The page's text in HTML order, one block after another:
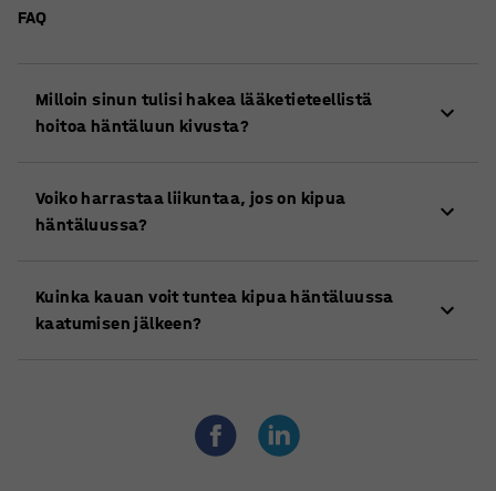
FAQ
Milloin sinun tulisi hakea lääketieteellistä
hoitoa häntäluun kivusta?
tai kestää useita viikkoja ilman paranemista.
Voiko harrastaa liikuntaa, jos on kipua
häntäluussa?
tietyt venyttelyharjoitukset voivat auttaa
lievittämään kipua. Vältä kuitenkin liikuntaa, joka
Kuinka kauan voit tuntea kipua häntäluussa
kaatumisen jälkeen?
tapauksissa voi kestää useita viikkoja tai